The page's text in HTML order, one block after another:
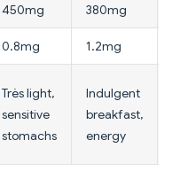
450mg 380mg
0.8mg 1.2mg
Très light,
sensitive
stomachs
Indulgent
breakfast,
energy